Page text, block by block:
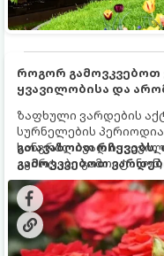
როგორ გამოვკვებოთ
ყვავილობისა და
ზაფხული ვარდების
სურნელების
ხანგრძლივად
კვირტები
გამოკვება
მოთხოვნილებები
ვიცოდეთ, რომელი
გთავაზობთ
გამოვკვებოთ
შედეგის მისაღწევად: